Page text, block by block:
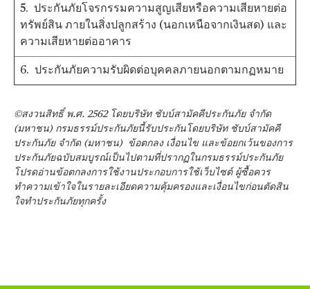
5. ประกันภัยโจรกรรมความสูญเสียหรือความเสียหายต่อ
ทรัพย์สิน ภายในสิ่งปลูกสร้าง (นอกเหนือจากเงินสด) และ
ความเสียหายต่ออาคาร
6. ประกันภัยความรับผิดต่อบุคคลภายนอกตามกฏหมาย
©สงวนสิทธิ์ พ.ศ. 2562 โดยบริษัท ชับบ์สามัคคีประกันภัย จำกัด
(มหาชน) กรมธรรม์ประกันภัยนี้รับประกันโดยบริษัท ชับบ์สามัคคี
ประกันภัย จำกัด (มหาชน) ข้อตกลง เงื่อนไข และข้อยกเว้นของการ
ประกันภัยฉบับสมบูรณ์เป็นไปตามที่ปรากฏในกรมธรรม์ประกันภัย
โปรดอ่านข้อตกลงการใช้งานประกอบการใช้เว็บไซต์ ผู้ซื้อควร
ทำความเข้าใจในรายละเอียดความคุ้มครองและเงื่อนไขก่อนตัดสิน
ใจทำประกันภัยทุกครั้ง